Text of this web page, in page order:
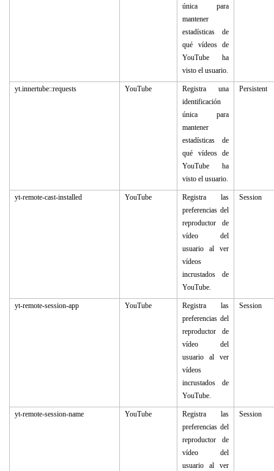
única para
mantener
estadísticas de
qué vídeos de
YouTube ha
visto el usuario.
yt.innertube::requests YouTube
Registra una
identificación
única para
mantener
estadísticas de
qué vídeos de
YouTube ha
visto el usuario.
Persistent
yt-remote-cast-installed YouTube
Registra las
preferencias del
reproductor de
vídeo del
usuario al ver
vídeos
incrustados de
YouTube.
Session
yt-remote-session-app YouTube
Registra las
preferencias del
reproductor de
vídeo del
usuario al ver
vídeos
incrustados de
YouTube.
Session
yt-remote-session-name YouTube
Registra las
preferencias del
reproductor de
vídeo del
usuario al ver
Session